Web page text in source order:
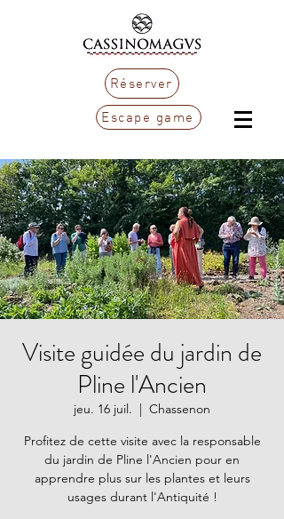
Réserver
Escape game
Visite guidée du jardin de
Pline l'Ancien
jeu. 16 juil.
  |
Chassenon
Profitez de cette visite avec la responsable
du jardin de Pline l'Ancien pour en
apprendre plus sur les plantes et leurs
usages durant l'Antiquité !